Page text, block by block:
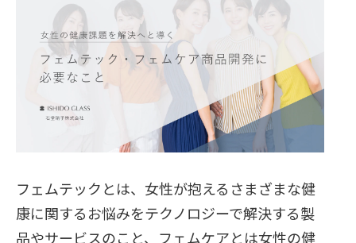
フェムテックとは、女性が抱えるさまざまな健
康に関するお悩みをテクノロジーで解決する製
品やサービスのこと、フェムケアとは女性の健